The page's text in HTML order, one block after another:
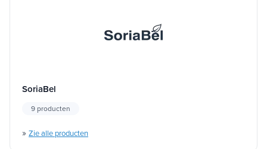
SoriaBel
9 producten
» Zie alle producten